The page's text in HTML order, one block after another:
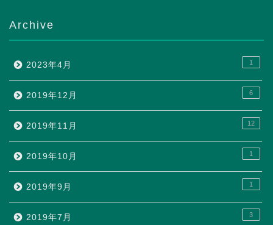
Archive
2023年4月 1
2019年12月 6
2019年11月 12
2019年10月 1
2019年9月 1
2019年7月 3